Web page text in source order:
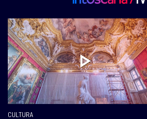
CULTURA